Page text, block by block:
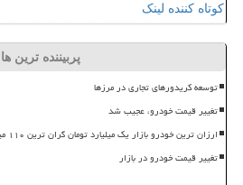
کوتاه کننده لینک
پربیننده ترین ها
توسعه کریدورهای تجاری در مرزها
تغییر قیمت خودرو، عجیب شد
ارزان ترین خودرو بازار یک میلیارد تومان گران ترین ۱۱۰ میلیارد تومان
تغییر قیمت خودرو در بازار